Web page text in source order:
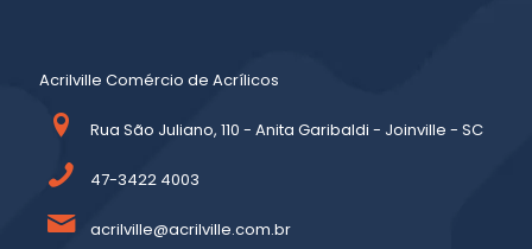
Acrilville Comércio de Acrílicos
Rua São Juliano, 110 - Anita Garibaldi - Joinville - SC
47-3422 4003
acrilville@acrilville.com.br